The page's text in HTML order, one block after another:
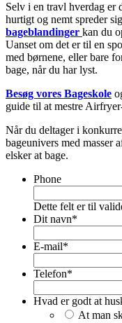
Selv i en travl hverdag er
hurtigt og nemt spreder
bageblandinger kan du
Uanset om det er til en
med børnene, eller bare
bage, når du har lyst.
Besøg vores Bageskole
guide til at mestre
Når du deltager i
bageunivers med masser
elsker at bage.
Phone
Dette felt er til
Dit navn*
E-mail*
Telefon*
Hvad er godt at
At man